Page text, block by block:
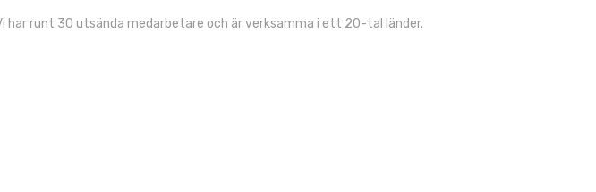
runt 30 utsända medarbetare och är verksamma i ett 20-tal länder.